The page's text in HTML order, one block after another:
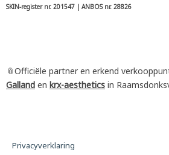
SKIN-register nr. 201547 | ANBOS nr. 28826
📎Officiële partner en erkend
Galland en krx-aesthetics in
Privacyverklaring